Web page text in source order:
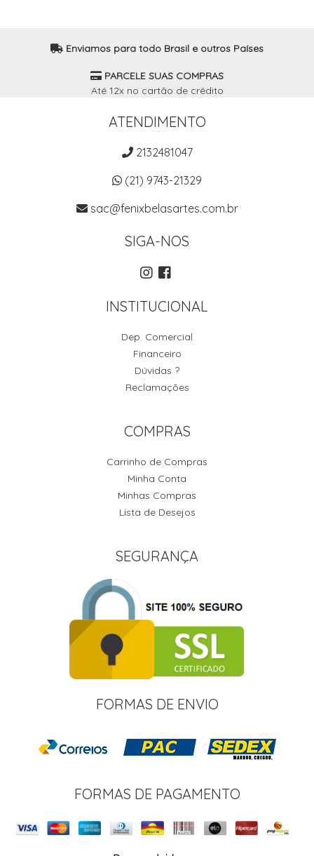
Enviamos para todo Brasil e outros Países
PARCELE SUAS COMPRAS
Até 12x no cartão de crédito
ATENDIMENTO
2132481047
(21) 9743-21329
sac@fenixbelasartes.com.br
SIGA-NOS
INSTITUCIONAL
Dep. Comercial
Financeiro
Dúvidas ?
Reclamações
COMPRAS
Carrinho de Compras
Minha Conta
Minhas Compras
Lista de Desejos
SEGURANÇA
FORMAS DE ENVIO
FORMAS DE PAGAMENTO